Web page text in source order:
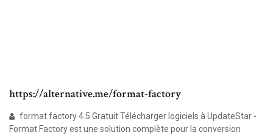
https://alternative.me/format-factory
format factory 4.5 Gratuit Télécharger logiciels à UpdateStar -
Format Factory est une solution complète pour la conversion